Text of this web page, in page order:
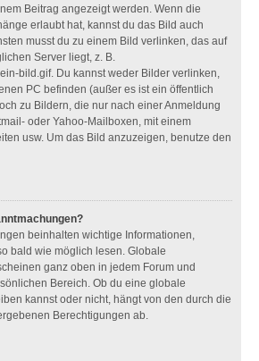
Beitrag angezeigt werden. Wenn die
erlaubt hat, kannst du das Bild auch
musst du zu einem Bild verlinken, das auf
Server liegt, z. B.
bild.gif. Du kannst weder Bilder verlinken,
PC befinden (außer es ist ein öffentlich
zu Bildern, die nur nach einer Anmeldung
oder Yahoo-Mailboxen, mit einem
usw. Um das Bild anzuzeigen, benutze den
beinhalten wichtige Informationen,
bald wie möglich lesen. Globale
ganz oben in jedem Forum und
Bereich. Ob du eine globale
kannst oder nicht, hängt von den durch die
Berechtigungen ab.